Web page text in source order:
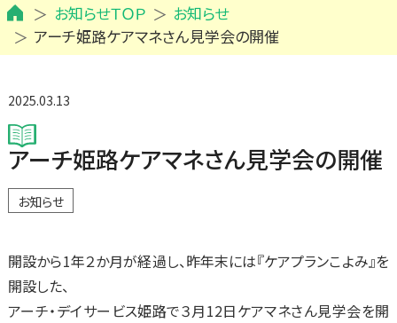
お知らせＴＯＰ
お知らせ
アーチ姫路ケアマネさん見学会の開催
2025.03.13
アーチ姫路ケアマネさん見学会の開催
お知らせ
開設から1年２か月が経過し、昨年末には『ケアプランこよみ』を
開設した、
アーチ・デイサービス姫路で３月12日ケアマネさん見学会を開